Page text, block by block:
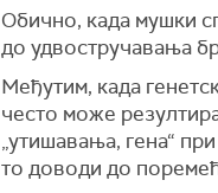
Обично, када мушки
до удвостручавања
Међутим, када
често може
„утишавања, гена“
то доводи до